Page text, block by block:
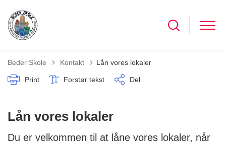
Beder Skole Tilbage til
Kontakt Lån vores lokaler
Print Forstør tekst Del
Lån vores lokaler
Du er velkommen til at låne vores lokaler, når